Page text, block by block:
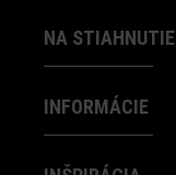
NA STIAHNUTIE
INFORMÁCIE